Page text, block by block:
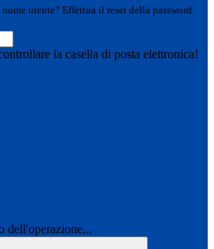
utente? Effettua il reset della password
la casella di posta elettronica!
dell'operazione...